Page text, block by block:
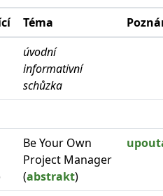
Téma
úvodní
informativní
schůzka
Be Your Own
Project Manager
(abstrakt)